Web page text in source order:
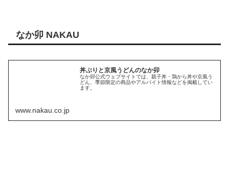
なか卯 NAKAU
丼ぶりと京風うどんのなか卯
なか卯公式ウェブサイトでは、親子丼・鶏から丼や京風う
どん、季節限定の商品やアルバイト情報などを掲載してい
ます。
www.nakau.co.jp